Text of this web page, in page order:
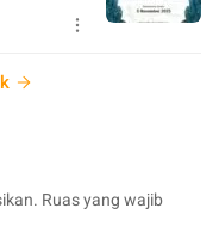
Ruas yang wajib